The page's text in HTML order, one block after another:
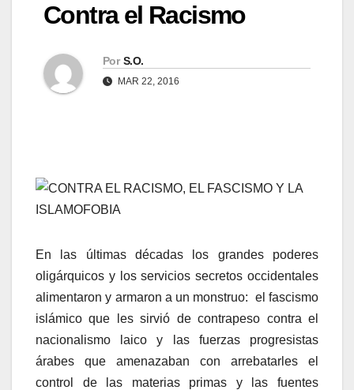
Contra el Racismo
Por S.O.
MAR 22, 2016
CONTRA EL RACISMO, EL FASCISMO Y LA
ISLAMOFOBIA
En las últimas décadas los grandes poderes
oligárquicos y los servicios secretos occidentales
alimentaron y armaron a un monstruo: el fascismo
islámico que les sirvió de contrapeso contra el
nacionalismo laico y las fuerzas progresistas
árabes que amenazaban con arrebatarles el
control de las materias primas y las fuentes